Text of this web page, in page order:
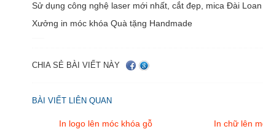
Sử dụng công nghệ laser mới nhất, cắt đẹp, mica Đài
Xưởng in móc khóa Quà tặng Handmade
CHIA SẺ BÀI VIẾT NÀY
BÀI VIẾT LIÊN QUAN
In logo lên móc khóa gỗ In chữ lên